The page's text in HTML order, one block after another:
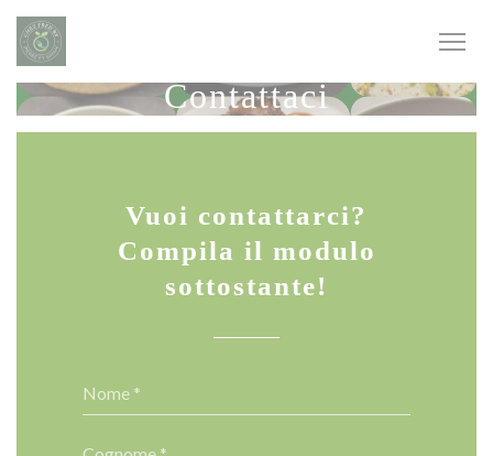
Personalizzazione delle tue scelte sui cookie
Contattaci
Vuoi contattarci?
Compila il modulo
sottostante!